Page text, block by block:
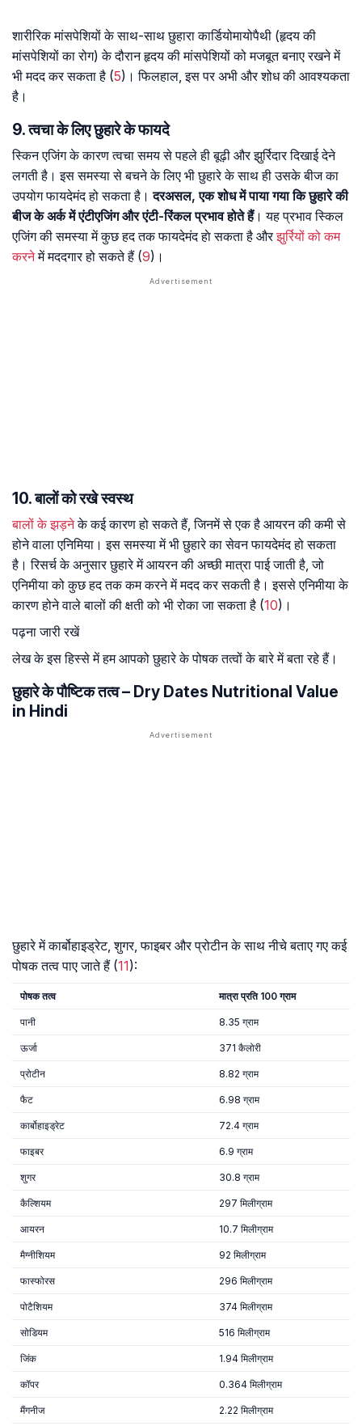
शारीरिक मांसपेशियों के साथ-साथ छुहारा कार्डियोमायोपैथी (हृदय की
मांसपेशियों का रोग) के दौरान हृदय की मांसपेशियों को मजबूत बनाए रखने में
भी मदद कर सकता है (5)। फिलहाल, इस पर अभी और शोध की आवश्यकता
है।
9. त्वचा के लिए छुहारे के फायदे
स्किन एजिंग के कारण त्वचा समय से पहले ही बूढ़ी और झुर्रिदार दिखाई देने
लगती है। इस समस्या से बचने के लिए भी छुहारे के साथ ही उसके बीज का
उपयोग फायदेमंद हो सकता है।दरअसल, एक शोध में पाया गया कि छुहारे की
बीज के अर्क में एंटीएजिंग और एंटी-रिंकल प्रभाव होते हैं। यह प्रभाव स्किल
एजिंग की समस्या में कुछ हद तक फायदेमंद हाे सकता है औरझुर्रियों को कम
करनेमें मददगार हो सकते हैं (9)।
10. बालों को रखे स्वस्थ
बालों के झड़नेके कई कारण हो सकते हैं, जिनमें से एक है आयरन की कमी से
होने वाला एनिमिया। इस समस्या में भी छुहारे का सेवन फायदेमंद हो सकता
है। रिसर्च के अनुसार छुहारे में आयरन की अच्छी मात्रा पाई जाती है, जो
एनिमीया को कुछ हद तक कम करने में मदद कर सकती है। इससे एनिमीया के
कारण होने वाले बालों की क्षती को भी रोका जा सकता है (10)।
पढ़ना जारी रखें
लेख के इस हिस्से में हम आपको छुहारे के पोषक तत्वों के बारे में बता रहे हैं।
छुहारे के पौष्टिक तत्व – Dry Dates Nutritional Value
in Hindi
छुहारे में कार्बोहाइड्रेट, शुगर, फाइबर और प्रोटीन के साथ नीचे बताए गए कई
पोषक तत्व पाए जाते हैं (11):
पोषक तत्व मात्रा प्रति 100 ग्राम
पानी 8.35 ग्राम
ऊर्जा 371 कैलोरी
प्रोटीन 8.82 ग्राम
फैट 6.98 ग्राम
कार्बोहाइड्रेट 72.4 ग्राम
फाइबर 6.9 ग्राम
शुगर 30.8 ग्राम
कैल्शियम 297 मिलीग्राम
आयरन 10.7 मिलीग्राम
मैग्नीशियम 92 मिलीग्राम
फास्फोरस 296 मिलीग्राम
पोटैशियम 374 मिलीग्राम
सोडियम 516 मिलीग्राम
जिंक 1.94 मिलीग्राम
कॉपर 0.364 मिलीग्राम
मैंगनीज 2.22 मिलीग्राम